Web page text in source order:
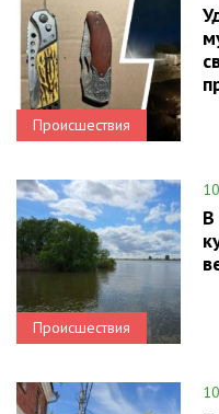
Происшествия
Происшествия
В